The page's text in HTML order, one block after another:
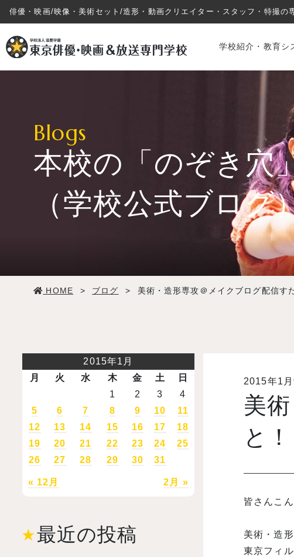
俳優・映画/映像・美術セット/造形・動画クリエイター・スタッフ・特撮の
学校紹介・教育シ
専攻・コース紹介
学校情報
オープンキャンパス
Blogs
本校の「のぞき穴
（学校公式ブログ
HOME > ブログ > 美術・造形専攻＠メイクブログ配信す
2015年1月
美
と！
皆さんこん
美術・造
東京フィ
2015年1月
月
火 水 木 金 土 日
« 12月 2月 »
1 2 3
4
5
6 7 8 9 10
11
12
13 14 15 16 17
18
19
20 21 22 23 24
25
26
27 28 29 30 31
最近の投稿